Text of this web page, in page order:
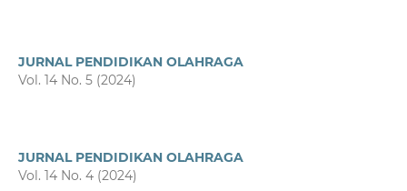
JURNAL PENDIDIKAN OLAHRAGA
Vol. 14 No. 5 (2024)
JURNAL PENDIDIKAN OLAHRAGA
Vol. 14 No. 4 (2024)